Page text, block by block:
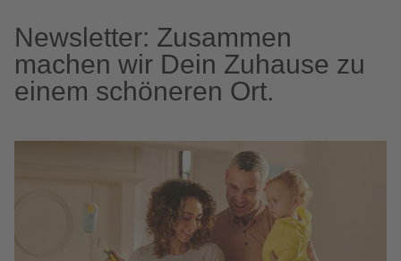
Newsletter: Zusammen
machen wir Dein Zuhause zu
einem schöneren Ort.